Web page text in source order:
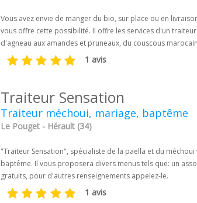
Vous avez envie de manger du bio, sur place ou en
vous offre cette possibilité. Il offre les services d'un
d'agneau aux amandes et pruneaux, du couscous
1 avis
Traiteur Sensation
Traiteur méchoui, mariage, baptême
Le Pouget - Hérault (34)
"Traiteur Sensation", spécialiste de la paella et du
baptême. Il vous proposera divers menus tels que: un
gratuits, pour d'autres renseignements appelez-le.
1 avis